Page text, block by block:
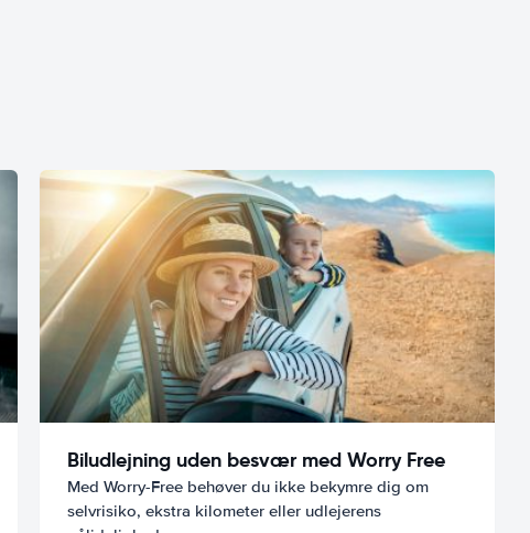
Biludlejning uden besvær med Worry Free
Med Worry-Free behøver du ikke bekymre dig om
selvrisiko, ekstra kilometer eller udlejerens